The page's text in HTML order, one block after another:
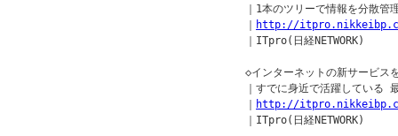
｜1本のツリーで情報を分散管
http://
  ｜ITpro(日経NETWORK)
◇インターネットの新サービス
｜すでに身近で活躍している
http://
  ｜ITpro(日経NETWORK)